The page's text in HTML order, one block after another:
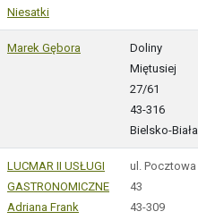
Niesatki
Marek Gębora
Doliny
Miętusiej
27/61
43-316
Bielsko-Biała
LUCMAR II USŁUGI
GASTRONOMICZNE
Adriana Frank
ul. Pocztowa
43
43-309